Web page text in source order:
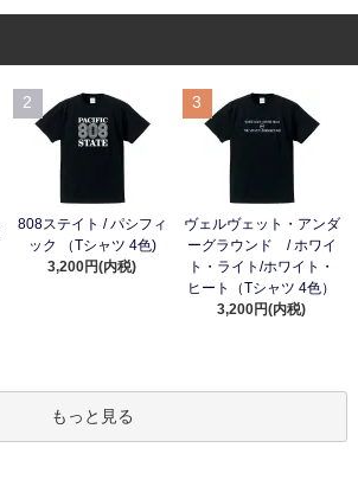
2
808ステイト / パシフィ
ック （Tシャツ 4色)
3,200円(内税)
3
ヴェルヴェット・アンダ
ーグラウンド / ホワイ
ト・ライト/ホワイト・
ヒート（Tシャツ 4色）
3,200円(内税)
もっと見る